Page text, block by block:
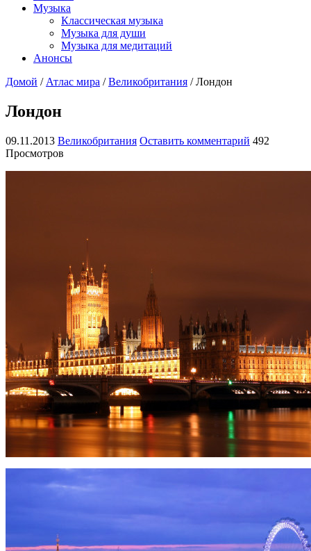
Музыка
Классическая музыка
Музыка для души
Музыка для медитаций
Анонсы
Домой / Атлас мира / Великобритания / Лондон
Лондон
09.11.2013 Великобритания Оставить комментарий 492
Просмотров